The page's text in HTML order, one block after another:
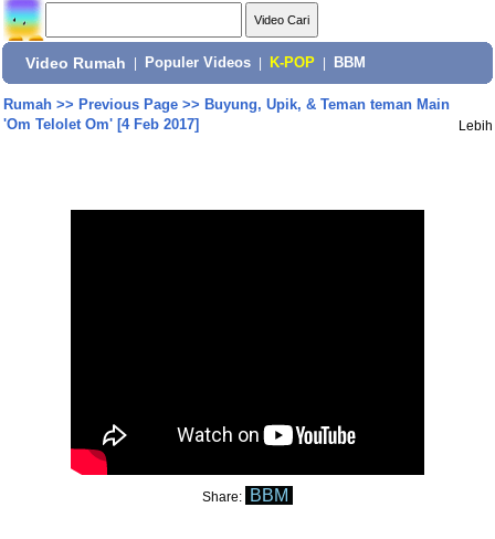
Video Rumah Populer Videos K-POP BBM
Rumah>> Previous Page>> Buyung, Upik, & Teman teman Main
'Om Telolet Om' [4 Feb 2017]
Lebih
Share: BBM